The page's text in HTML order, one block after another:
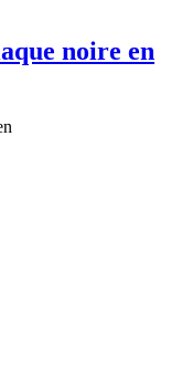
noire en